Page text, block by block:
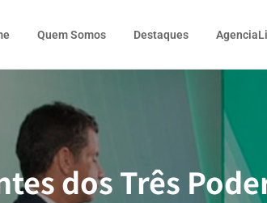
Quem Somos Destaques
dos Três